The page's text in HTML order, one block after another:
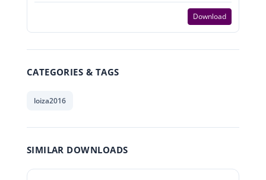
Download
CATEGORIES & TAGS
loiza2016
SIMILAR DOWNLOADS